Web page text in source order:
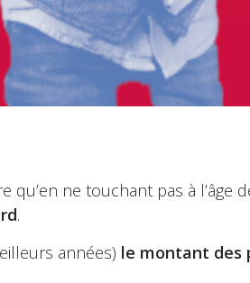
ne touchant pas à l’âge
.
années) le montant des